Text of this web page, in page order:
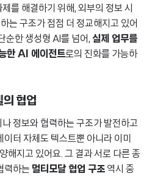
를 해결하기 위해, 외부의 정보 시
는 구조가 점점 더 정교해지고 있어
순한 생성형 AI를 넘어, 실제 업무를
한 AI 에이전트로의 진화를 가능하
협업
정보와 협력하는 구조가 발전하고
터 자체도 텍스트뿐 아니라 이미
해지고 있어요. 그 결과 서로 다른 종
력하는 멀티모달 협업 구조 역시 중